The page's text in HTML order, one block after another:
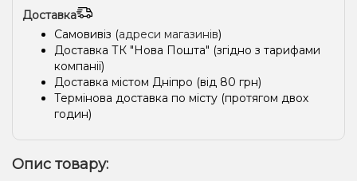
Доставка
Самовивіз (адреси магазинів)
Доставка ТК "Нова Пошта" (згідно з тарифами
компанії)
Доставка містом Дніпро (від 80 грн)
Термінова доставка по місту (протягом двох
годин)
Опис товару: